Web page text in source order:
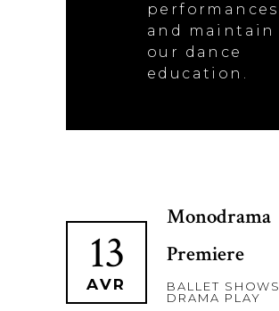
performances
and maintain
our dance
education.
13
AVR
Monodrama
Premiere
BALLET SHOWS
DRAMA PLAY